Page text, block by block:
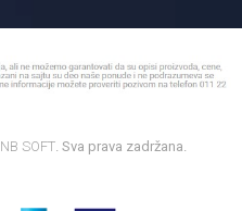
NB SOFT . Sva prava zadržana.